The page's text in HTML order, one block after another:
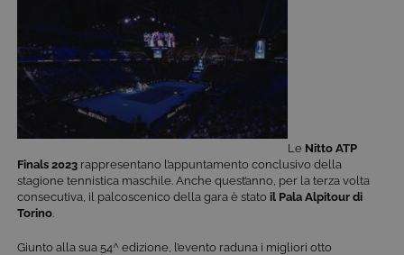
Le Nitto ATP
Finals 2023 rappresentano l’appuntamento conclusivo della
stagione tennistica maschile. Anche quest’anno, per la terza volta
consecutiva, il palcoscenico della gara è stato il Pala Alpitour di
Torino
Giunto alla sua 54^ edizione, l’evento raduna i migliori otto